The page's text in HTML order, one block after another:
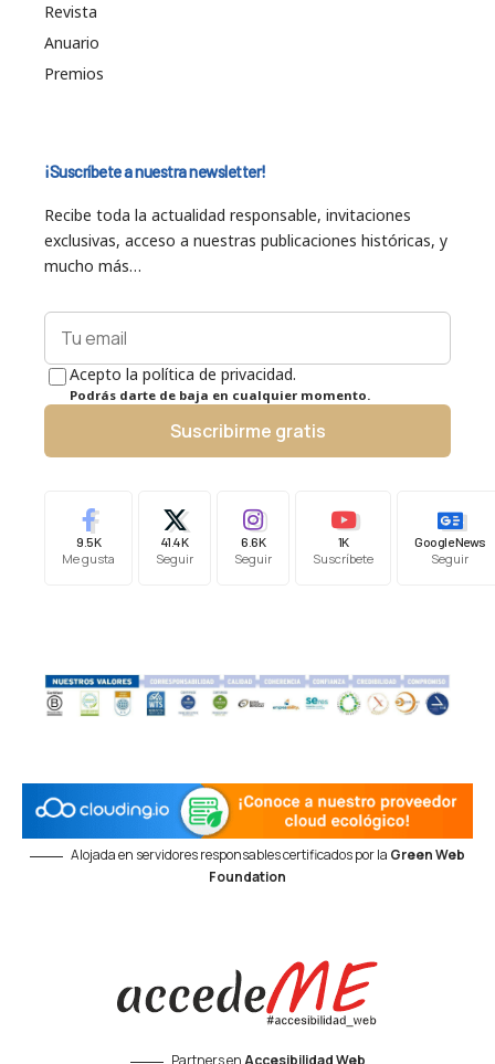
Revista
Anuario
Premios
¡Suscríbete a nuestra newsletter!
Recibe toda la actualidad responsable, invitaciones
exclusivas, acceso a nuestras publicaciones históricas, y
mucho más…
Acepto la política de privacidad.
Podrás darte de baja en cualquier momento.
Suscribirme gratis
9.5K
Me gusta
41.4K
Seguir
6.6K
Seguir
1K
Suscríbete
Google News
Seguir
Alojada en servidores responsables certificados por la Green Web
Foundation